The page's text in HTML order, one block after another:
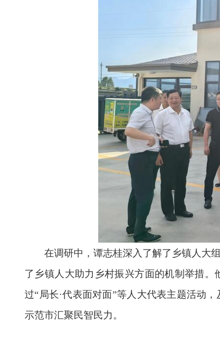
在调研中，谭志桂深入了解了乡镇人大
了乡镇人大助力乡村振兴方面的机制举措
过“局长·代表面对面”等人大代表主题活动
示范市汇聚民智民力。